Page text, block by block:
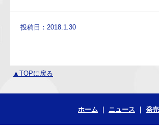
投稿日：2018.1.30
▲TOPに戻る
ホーム ニュース 発